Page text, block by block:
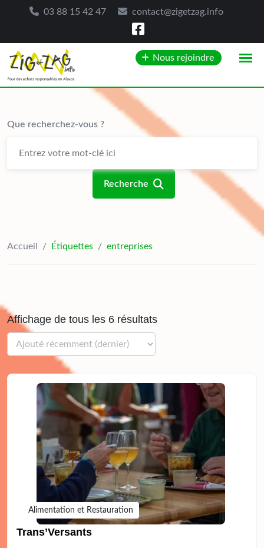
03 88 15 42 47 contact@zigetzag.info
content
Nous rejoindre
Que recherchez-vous ?
Recherche
Accueil / Étiquettes / entreprises
Affichage de tous les 6 résultats
Alimentation et Restauration
Trans’Versants